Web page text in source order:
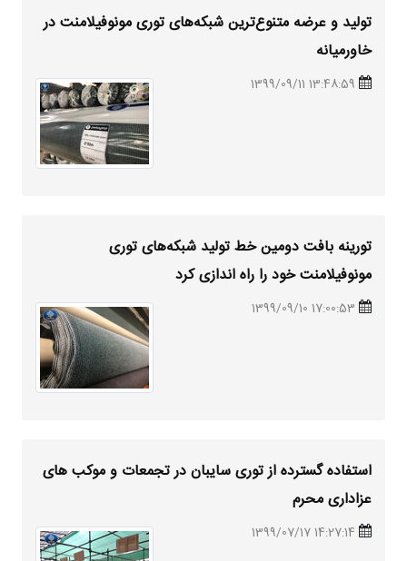
تولید و عرضه متنوع‌ترین شبکه‌های توری مونوفیلامنت در
خاورمیانه
13:48:59 1399/09/11
تورینه بافت دومین خط تولید شبکه‌های توری
مونوفیلامنت خود را راه اندازی کرد
17:00:53 1399/09/10
استفاده گسترده از توری سایبان در تجمعات و موکب های
عزاداری محرم
14:27:14 1399/07/17